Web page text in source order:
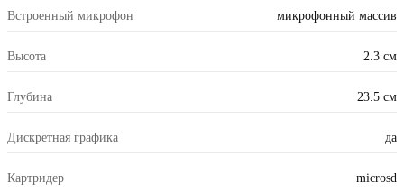
Встроенный микрофон микрофонный массив
Высота 2.3 см
Глубина 23.5 см
Дискретная графика да
Картридер microsd